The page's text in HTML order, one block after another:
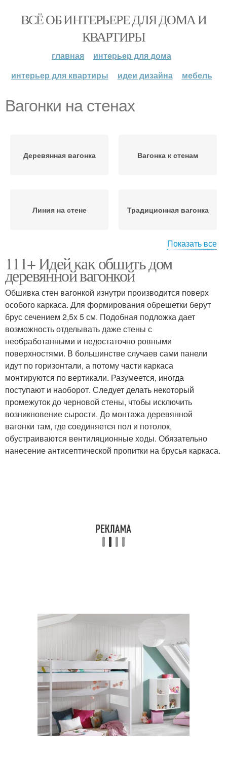
ВСЁ ОБ ИНТЕРЬЕРЕ ДЛЯ ДОМА И
КВАРТИРЫ
главная
интерьер для дома
интерьер для квартиры
идеи дизайна мебель
Вагонки на стенах
Деревянная вагонка Вагонка к стенам
Линия на стене Традиционная вагонка
Пластиковая вагонка Вагонка на стенах
Шкаф из вагонки Вагонки для украшения
Показать все
111+ Идей как обшить дом
деревянной вагонкой
Обшивка стен вагонкой изнутри производится поверх
особого каркаса. Для формирования обрешетки берут
брус сечением 2,5х 5 см. Подобная подложка дает
возможность отделывать даже стены с
необработанными и недостаточно ровными
поверхностями. В большинстве случаев сами панели
идут по горизонтали, а потому части каркаса
монтируются по вертикали. Разумеется, иногда
поступают и наоборот. Следует делать некоторый
промежуток до черновой стены, чтобы исключить
возникновение сырости. До монтажа деревянной
вагонки там, где соединяется пол и потолок,
обустраиваются вентиляционные ходы. Обязательно
нанесение антисептической пропитки на брусья каркаса.